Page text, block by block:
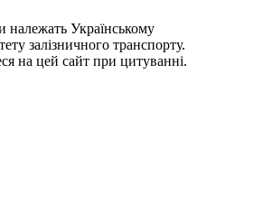
належать Українському
залізничного транспорту.
на цей сайт при цитуванні.